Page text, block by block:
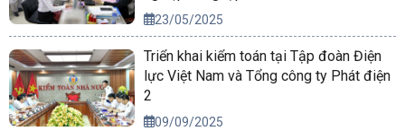
23/05/2025
Triển khai kiểm toán tại Tập đoàn Điện
lực Việt Nam và Tổng công ty Phát điện
2
09/09/2025